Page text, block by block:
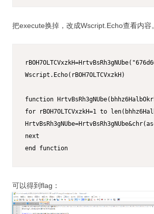
把execute换掉，改成Wscript.Echo查看内容。
Wscript.Echo(rBOH7OLTCVxzkH)
function
for rBOH7OLTCVxzkH=1 to
next
end function
可以得到flag：